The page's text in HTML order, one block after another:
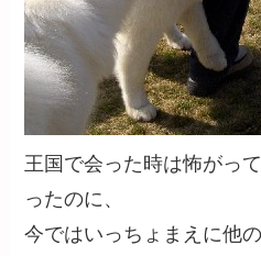
王国で会った時は怖がっ
ったのに、
今ではいっちょまえに他